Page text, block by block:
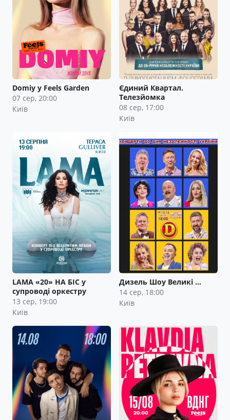
Domiy у Feels Garden
07 сер, 20:00
Київ
Єдиний Квартал.
Телезйомка
08 сер, 17:00
Київ
LAMA «20» НА БІС у
супроводі оркестру
13 сер, 19:00
Київ
Дизель Шоу Великі …
14 сер, 18:00
Київ